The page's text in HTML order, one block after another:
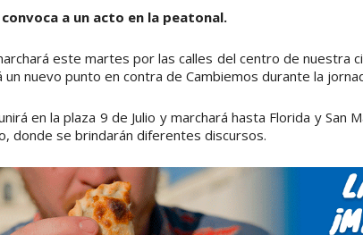
a un acto en la peatonal.
este martes por las calles del centro de nuestra
nuevo punto en contra de Cambiemos durante la
en la plaza 9 de Julio y marchará hasta Florida y San
donde se brindarán diferentes discursos.